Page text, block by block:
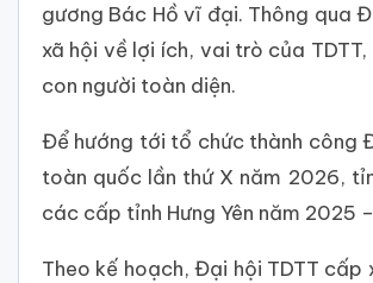
gương Bác Hồ vĩ đại. Thông qua
xã hội về lợi ích, vai trò của
con người toàn diện.
Để hướng tới tổ chức thành công
toàn quốc lần thứ X năm 2026,
các cấp tỉnh Hưng Yên năm 2025
Theo kế hoạch, Đại hội TDTT